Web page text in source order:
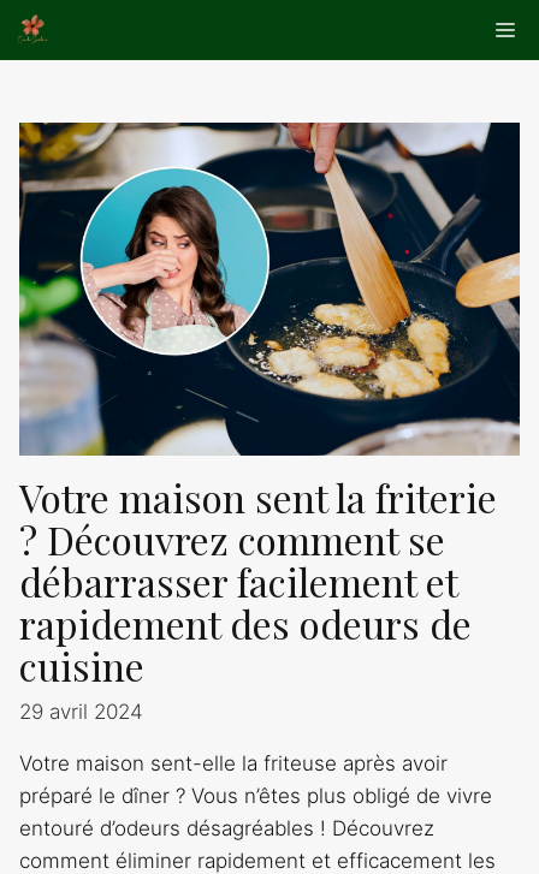
Aller
au
Votre maison sent la friterie
? Découvrez comment se
débarrasser facilement et
rapidement des odeurs de
cuisine
29 avril 2024
Votre maison sent-elle la friteuse après avoir
préparé le dîner ? Vous n’êtes plus obligé de vivre
entouré d’odeurs désagréables ! Découvrez
comment éliminer rapidement et efficacement les